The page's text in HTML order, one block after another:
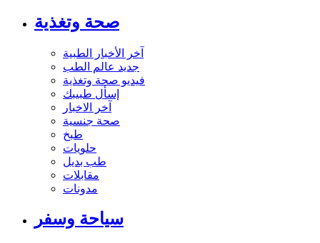
صحة وتغذية
آخر الأخبار الطبية
جديد عالم الطب
فيديو صحة وتغذية
إسأل طبيبك
آخر الاخبار
صحة جنسية
طبخ
حلويات
طب بديل
مقابلات
مدونات
سياحة وسفر